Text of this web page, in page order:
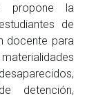
propone la
de
docente para
detención,